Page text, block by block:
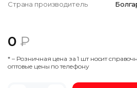
Страна производитель
0 ₽
* – Poзничнaя цeнa зa 1 шт нocит
oптoвыe цeны пo тeлeфoну